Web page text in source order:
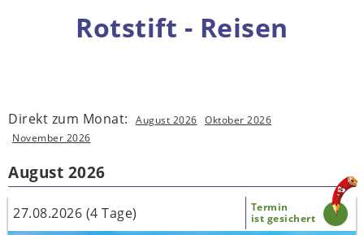
Rotstift - Reisen
Direkt zum Monat: August 2026 Oktober 2026
November 2026
August 2026
27.08.2026 (4 Tage)
Termin
ist gesichert